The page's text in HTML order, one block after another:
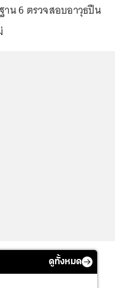
น 6 ตรวจสอบอาวุธปืน
ดูทั้งหมด